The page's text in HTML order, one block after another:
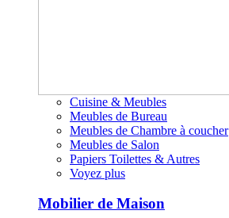
Cuisine & Meubles
Meubles de Bureau
Meubles de Chambre à coucher
Meubles de Salon
Papiers Toilettes & Autres
Voyez plus
Mobilier de Maison